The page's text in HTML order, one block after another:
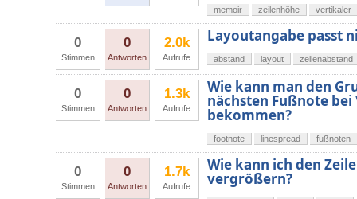
memoir zeilenhöhe vertikaler
0
Stimmen
0
Antworten
2.0k
Aufrufe
Layoutangabe passt
abstand layout zeilenabstand
0
Stimmen
0
Antworten
1.3k
Aufrufe
Wie kann man den
nächsten Fußnote
bekommen?
footnote linespread fußnoten
0
Stimmen
0
Antworten
1.7k
Aufrufe
Wie kann ich den
vergrößern?